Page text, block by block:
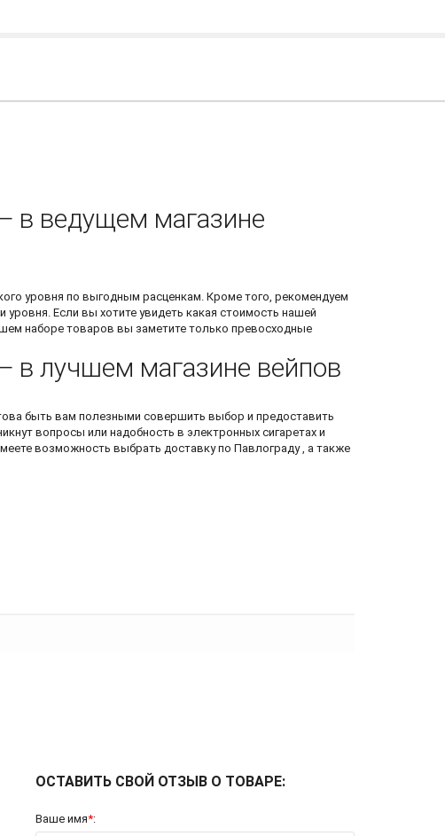
в ведущем магазине
уровня по выгодным расценкам. Кроме того, рекомендуем
Если вы хотите увидеть какая стоимость нашей
наборе товаров вы заметите только превосходные
в лучшем магазине вейпов
быть вам полезными совершить выбор и предоставить
вопросы или надобность в электронных сигаретах и
возможность выбрать доставку по Павлограду , а также
ОСТАВИТЬ СВОЙ ОТЗЫВ О ТОВАРЕ:
Ваше имя*: